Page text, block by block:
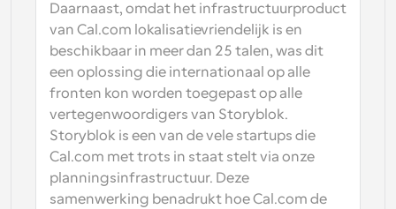
Daarnaast, omdat het infrastructuurproduct
van Cal.com lokalisatievriendelijk is en
beschikbaar in meer dan 25 talen, was dit
een oplossing die internationaal op alle
fronten kon worden toegepast op alle
vertegenwoordigers van Storyblok.
Storyblok is een van de vele startups die
Cal.com met trots in staat stelt via onze
planningsinfrastructuur. Deze
samenwerking benadrukt hoe Cal.com de